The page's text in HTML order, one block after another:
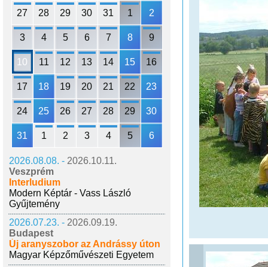
27 28 29 30 31 1 2
3 4 5 6 7 8 9
10 11 12 13 14 15 16
17 18 19 20 21 22 23
24 25 26 27 28 29 30
31 1 2 3 4 5 6
2026.08.08. - 2026.10.11.
Veszprém
Interludium
Modern Képtár - Vass László
Gyűjtemény
2026.07.23. - 2026.09.19.
Budapest
Új aranyszobor az Andrássy úton
Magyar Képzőművészeti Egyetem